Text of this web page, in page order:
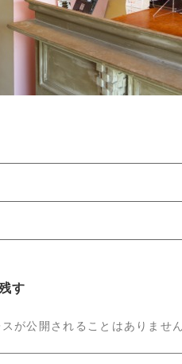
す
スが公開されることはありませ